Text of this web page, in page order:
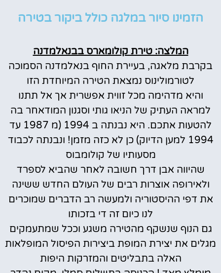
הזמינו סיור במלגה כולל ביקור בטירה
המלצה: טירת קולומארס בבנאלמדנה
בקרבת מלאגה, בעיירת החוף בנאלמדנה הסמוכה
לטורמולינוס נמצאת הטירה המיוחדת הזו
והיא מדהימה מכל זווית אפשרית אך אל תתנו
למראה העתיק של הניאו גותי וסגנון המודאחר בה
להטעות אתכם. היא נבנתה ב 1994 (מ 1987 עד
1994 למען הדיוק) כן לא כזה מזמן! ונבנתה לכבוד
מסעותיו של קולומבוס
שהיווה אבן דרך חשובה לאחר שהביא לספרד
ולאירופה אוצרות רבים של העולם החדש ששינה
את דפי ההיסטוריה ולמעשה רב הדברים שמוכרים
לנו כיום זה די בזכותו
גם הנוף שנשקף מהטירה משגע וככל שמתעמקים
מגלים את יצירת המופת ביצירות הפיסול המופלאות
האלה בתבליטים והמזרקות היפות